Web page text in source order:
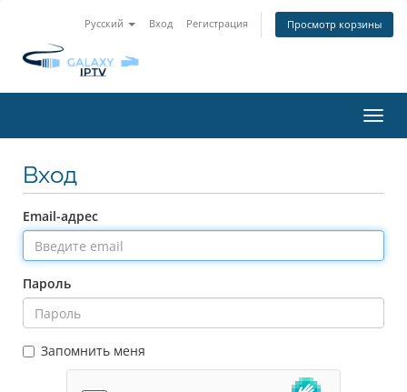
Русский Вход Регистрация Просмотр корзины
Вход
Email-адрес
Пароль
Запомнить меня